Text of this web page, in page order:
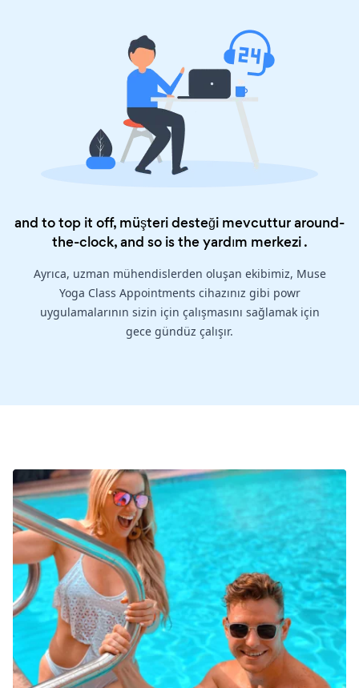
and to top it off, müşteri desteği mevcuttur around-
the-clock, and so is theyardım merkezi.
Ayrıca, uzman mühendislerden oluşan ekibimiz, Muse
Yoga Class Appointments cihazınız gibi powr
uygulamalarının sizin için çalışmasını sağlamak için
gece gündüz çalışır.